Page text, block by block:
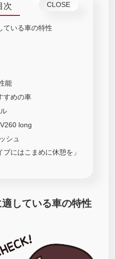
次
ている車の特性
能
すめの車
long
シュ
にはこまめに休憩を」
している車の特性